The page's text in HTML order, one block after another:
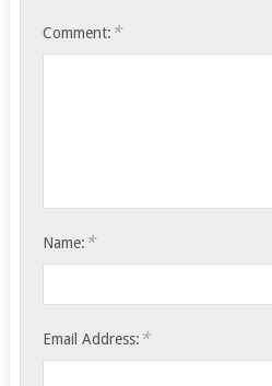
Comment: *
Name: *
Email Address: *